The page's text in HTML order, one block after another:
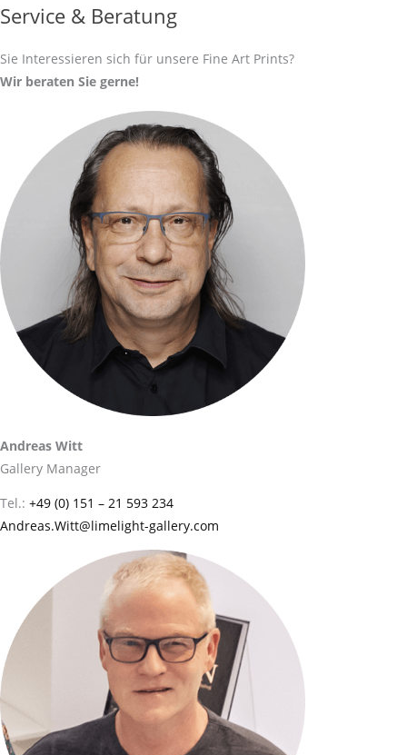
Service & Beratung
Sie Interessieren sich für unsere Fine Art Prints?
Wir beraten Sie gerne!
Andreas Witt
Gallery Manager
Tel.: +49 (0) 151 – 21 593 234
Andreas.Witt@limelight-gallery.com